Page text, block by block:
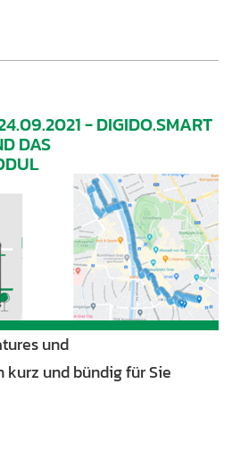
- DIGIDO.SMART
DAS
und
und bündig für Sie